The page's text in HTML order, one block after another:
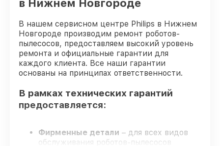
пылесоса Philips
Комплексная чистка робота-пылесоса
Philips
от 1700₽
Ремонт колес робота-пылесоса Philips
Сервисное обслуживание робота-
от 700₽
в Нижнем Новгороде
В нашем сервисном центре Philips в Нижнем
Новгороде производим ремонт роботов-
пылесосов, предоставляем высокий уровень
ремонта и официальные гарантии для
каждого клиента. Все наши гарантии
основаны на принципах ответственности.
В рамках технических гарантий
предоставляется:
Фирменные детали – для всех видов
обслуживания роботов-пылесосов